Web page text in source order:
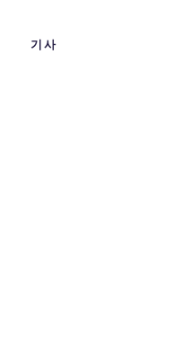
기사